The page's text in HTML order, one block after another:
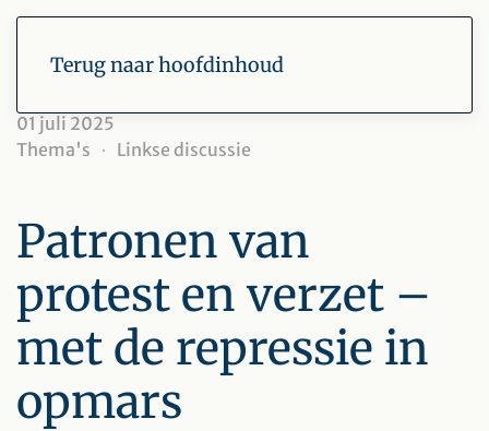
Terug naar hoofdinhoud
01 juli 2025
Thema's
Linkse discussie
Patronen van
protest en verzet –
met de repressie in
opmars